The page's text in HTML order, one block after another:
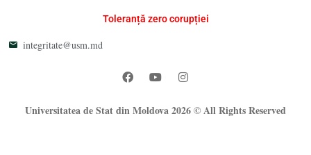
Toleranță zero corupției
integritate@usm.md
Universitatea de Stat din Moldova 2026 © All Rights Reserved